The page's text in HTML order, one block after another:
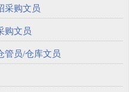
采购文员
购文员
管员/仓库文员